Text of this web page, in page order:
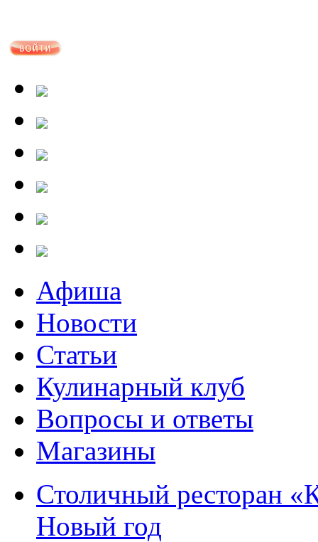
Афиша
Новости
Статьи
Кулинарный клуб
Вопросы и ответы
Магазины
Столичный ресторан
Новый год